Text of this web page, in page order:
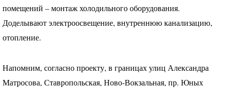
помещений – монтаж холодильного оборудования.
Доделывают электроосвещение, внутреннюю канализацию,
отопление.
Напомним, согласно проекту, в границах улиц Александра
Матросова, Ставропольская, Ново-Вокзальная, пр. Юных